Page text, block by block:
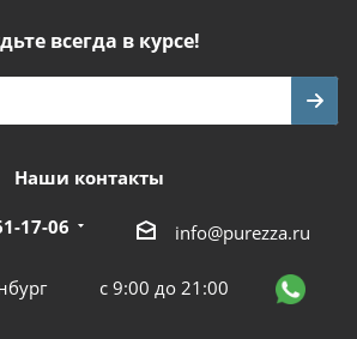
всегда в курсе!
Наши контакты
17-06 info@purezza.ru
с 9:00 до 21:00